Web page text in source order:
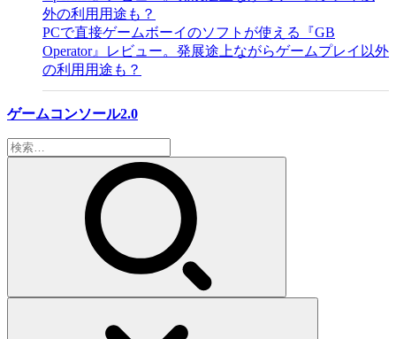
PCで直接ゲームボーイのソフトが使える『GB
Operator』レビュー。発展途上ながらゲームプレイ以外
の利用用途も？
ゲームコンソール2.0
検
索: